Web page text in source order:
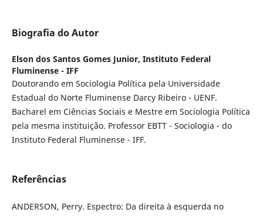
Biografia do Autor
Elson dos Santos Gomes Junior, Instituto Federal
Fluminense - IFF
Doutorando em Sociologia Política pela Universidade
Estadual do Norte Fluminense Darcy Ribeiro - UENF.
Bacharel em Ciências Sociais e Mestre em Sociologia Política
pela mesma instituição. Professor EBTT - Sociologia - do
Instituto Federal Fluminense - IFF.
Referências
ANDERSON, Perry. Espectro: Da direita à esquerda no